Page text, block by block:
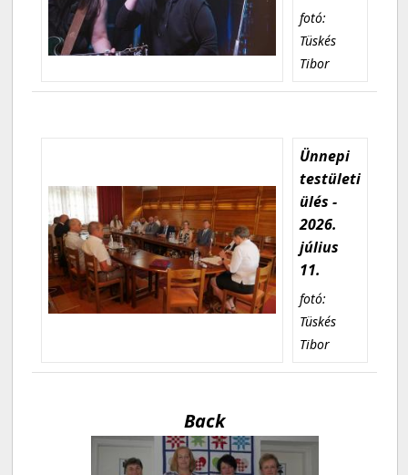
fotó:
Tüskés
Tibor
Ünnepi
testületi
ülés -
2026.
július
11.
fotó:
Tüskés
Tibor
Back